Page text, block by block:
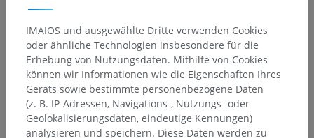
IMAIOS und ausgewählte Dritte verwenden Cookies
oder ähnliche Technologien insbesondere für die
Erhebung von Nutzungsdaten. Mithilfe von Cookies
können wir Informationen wie die Eigenschaften Ihres
Geräts sowie bestimmte personenbezogene Daten
(z. B. IP-Adressen, Navigations-, Nutzungs- oder
Geolokalisierungsdaten, eindeutige Kennungen)
analysieren und speichern. Diese Daten werden zu